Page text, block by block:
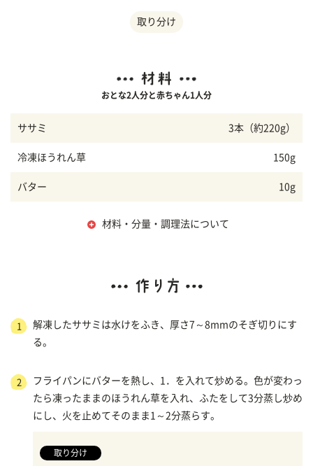
取り分け
おとな2人分と赤ちゃん1人分
ササミ 3本（約220g）
冷凍ほうれん草 150g
バター 10g
材料・分量・調理法について
1
解凍したササミは水けをふき、厚さ7～8mmのそぎ切りにす
る。
2
フライパンにバターを熱し、1．を入れて炒める。色が変わっ
たら凍ったままのほうれん草を入れ、ふたをして3分蒸し炒め
にし、火を止めてそのまま1～2分蒸らす。
取り分け